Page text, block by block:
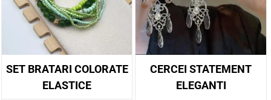
-21%
SET BRATARI COLORATE
ELASTICE
CERCEI STATEMENT
ELEGANTI